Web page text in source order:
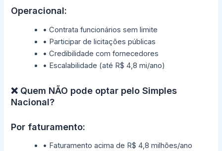
Operacional:
• Contrata funcionários sem limite
• Participar de licitações públicas
• Credibilidade com fornecedores
• Escalabilidade (até R$ 4,8 mi/ano)
❌ Quem NÃO pode optar pelo Simples
Nacional?
Por faturamento:
• Faturamento acima de R$ 4,8 milhões/ano